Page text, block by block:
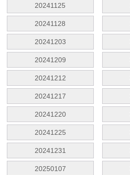
20241125
20241128
20241203
20241209
20241212
20241217
20241220
20241225
20241231
20250107